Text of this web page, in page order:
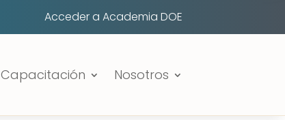
Acceder a Academia DOE
Capacitación Nosotros